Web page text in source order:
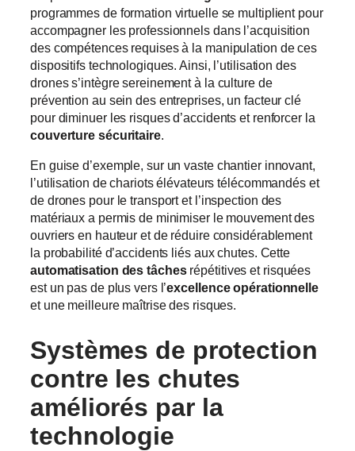
programmes de formation virtuelle se multiplient pour
accompagner les professionnels dans l’acquisition
des compétences requises à la manipulation de ces
dispositifs technologiques. Ainsi, l’utilisation des
drones s’intègre sereinement à la culture de
prévention au sein des entreprises, un facteur clé
pour diminuer les risques d’accidents et renforcer la
couverture sécuritaire.
En guise d’exemple, sur un vaste chantier innovant,
l’utilisation de chariots élévateurs télécommandés et
de drones pour le transport et l’inspection des
matériaux a permis de minimiser le mouvement des
ouvriers en hauteur et de réduire considérablement
la probabilité d’accidents liés aux chutes. Cette
automatisation des tâchesrépétitives et risquées
est un pas de plus vers l’excellence opérationnelle
et une meilleure maîtrise des risques.
Systèmes de protection
contre les chutes
améliorés par la
technologie